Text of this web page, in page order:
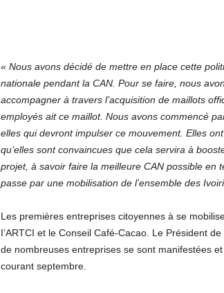
« Nous avons décidé de mettre en place cette
nationale pendant la CAN. Pour se faire, nous
accompagner à travers l’acquisition de maillots
employés ait ce maillot. Nous avons commencé
elles qui devront impulser ce mouvement. Elles
qu’elles sont convaincues que cela servira à
projet, à savoir faire la meilleure CAN possible en
passe par une mobilisation de l’ensemble des
Les premières entreprises citoyennes à se
I’ARTCI et le Conseil Café-Cacao. Le Président
de nombreuses entreprises se sont manifestées
courant septembre.